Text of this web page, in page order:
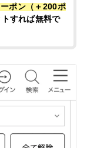
ポン（＋200ポ
すれば無料で